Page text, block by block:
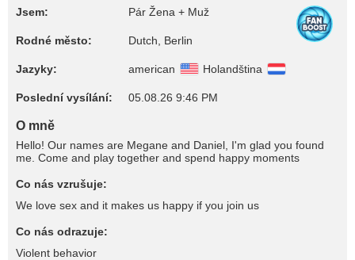
Jsem: Pár Žena + Muž
Rodné město: Dutch, Berlin
Jazyky: american Holandština
Poslední vysílání: 05.08.26 9:46 PM
O mně
Hello! Our names are Megane and Daniel, I'm glad you found
me. Come and play together and spend happy moments
Co nás vzrušuje:
We love sex and it makes us happy if you join us
Co nás odrazuje:
Violent behavior